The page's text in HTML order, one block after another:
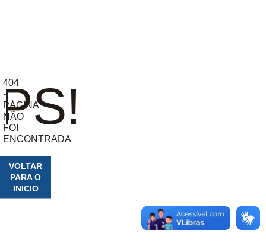
404
-
PÁGINA
NÃO
FOI
ENCONTRADA
VOLTAR
PARA O
INICIO